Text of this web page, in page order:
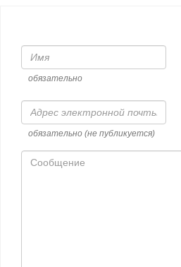
Имя
обязательно
Адрес
электронной
почты
обязательно (не публикуется)
Сообщение